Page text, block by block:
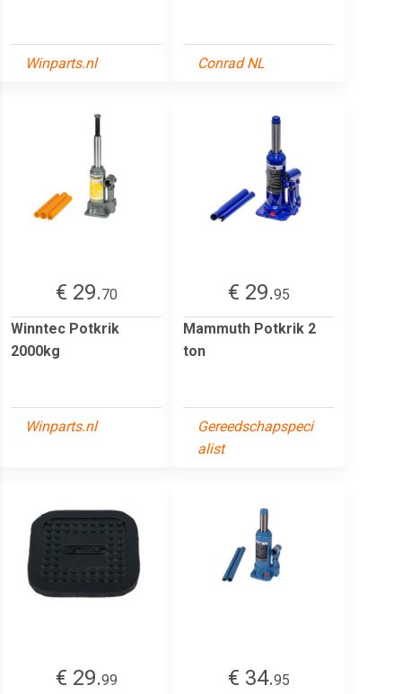
Winparts.nl Conrad NL
€ 29.70
Winntec Potkrik
2000kg
Winparts.nl
€ 29.95
Mammuth Potkrik 2
ton
Gereedschapspeci
alist
€ 29.99
€ 34.95